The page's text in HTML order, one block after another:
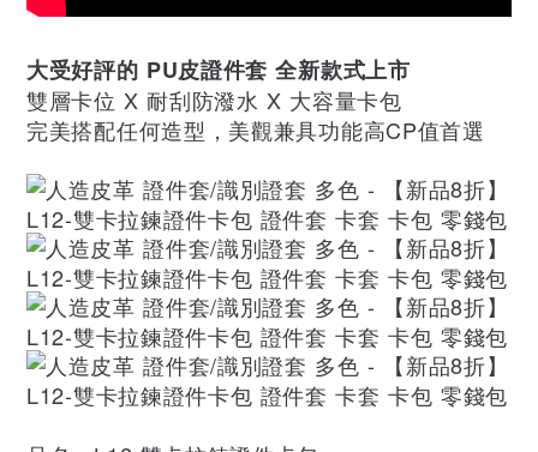
大受好評的 PU皮證件套 全新款式上市
雙層卡位 X 耐刮防潑水 X 大容量卡包
完美搭配任何造型，美觀兼具功能高CP值首選